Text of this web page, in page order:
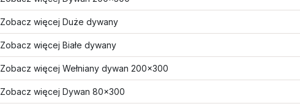
Zobacz więcej Duże dywany
Zobacz więcej Białe dywany
Zobacz więcej Wełniany dywan 200x300
Zobacz więcej Dywan 80x300